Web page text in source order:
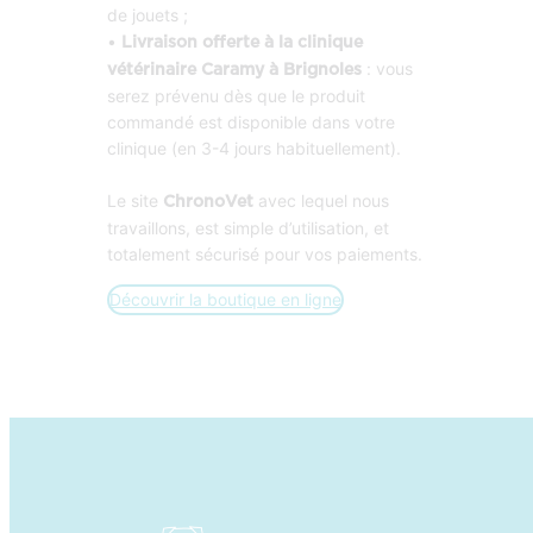
de jouets ;
•
Livraison offerte à la clinique
vétérinaire Caramy à Brignoles: vous
serez prévenu dès que le produit
commandé est disponible dans votre
clinique (en 3-4 jours habituellement).
Le site ChronoVet avec lequel nous
travaillons, est simple d’utilisation, et
totalement sécurisé pour vos paiements.
Découvrir la boutique en ligne